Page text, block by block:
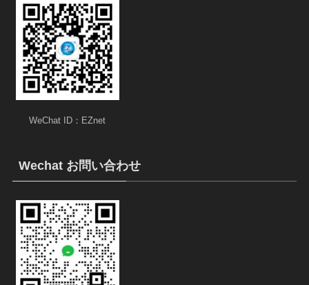
WeChat ID：EZnet
Wechat お問い合わせ